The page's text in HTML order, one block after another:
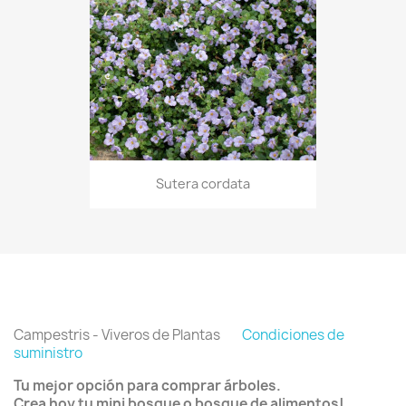
Sutera cordata
Campestris - Viveros de Plantas Condiciones de
suministro
Tu mejor opción para comprar árboles.